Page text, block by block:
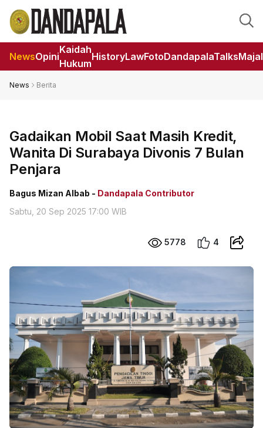
NewsOpini
Kaidah
Hukum
HistoryLawFotoDandapalaTalks
News Berita
Gadaikan Mobil Saat Masih Kredit,
Wanita Di Surabaya Divonis 7 Bulan
Penjara
Bagus Mizan Albab - Dandapala Contributor
Sabtu, 20 Sep 2025 17:00 WIB
5778 4